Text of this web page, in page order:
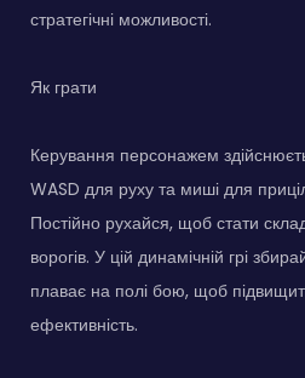
стратегічні можливості.
Як грати
Керування персонажем
WASD для руху та миші для
Постійно рухайся, щоб стати
ворогів. У цій динамічній грі
плаває на полі бою, щоб
ефективність.